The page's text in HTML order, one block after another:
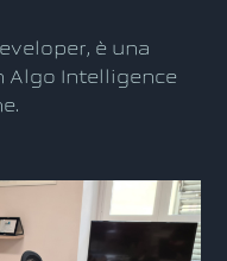
è una
Algo Intelligence